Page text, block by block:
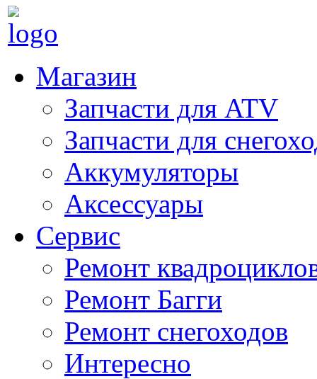
Магазин
Запчасти для ATV
Запчасти для
Аккумуляторы
Аксессуары
Сервис
Ремонт
Ремонт Багги
Ремонт снегоходов
Интересно